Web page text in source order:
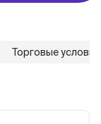
Торговые условия